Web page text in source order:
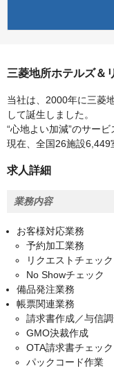
三菱地所ホテルズ＆
当社は、2000年に三菱
して誕生しました。
“心地よい加減”のサー
現在、全国26施設6,449
求人詳細
業務内容
お客様対応業務
予約加工業務
リクエストチェック
No Showチェック
備品発注業務
帳票関連業務
請求書作成／与信
GMO決裁作成
OTA請求書チェック
パックコード作業